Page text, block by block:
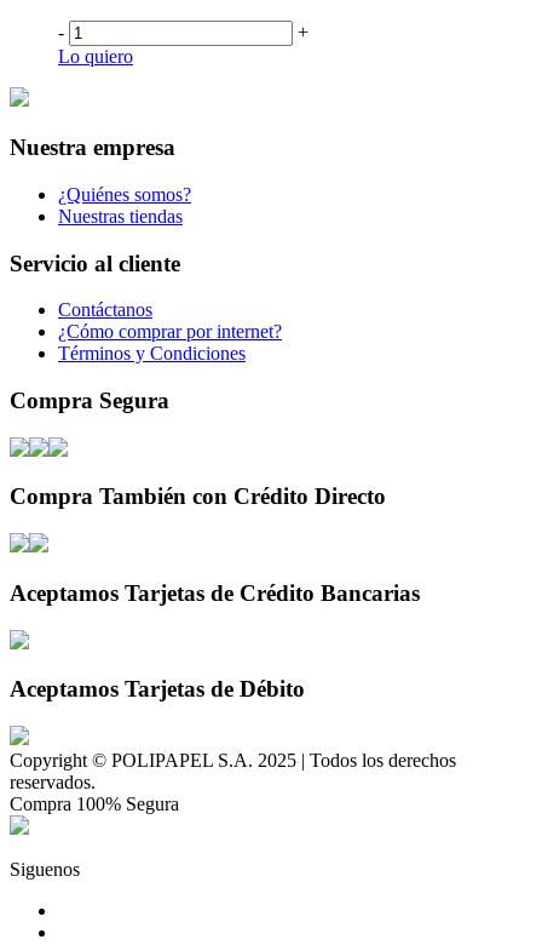
-
+
Lo quiero
Nuestra empresa
¿Quiénes somos?
Nuestras tiendas
Servicio al cliente
Contáctanos
¿Cómo comprar por internet?
Términos y Condiciones
Compra Segura
Compra También con Crédito Directo
Aceptamos Tarjetas de Crédito Bancarias
Aceptamos Tarjetas de Débito
Copyright © POLIPAPEL S.A. 2025 | Todos los derechos
reservados.
Compra 100% Segura
Siguenos